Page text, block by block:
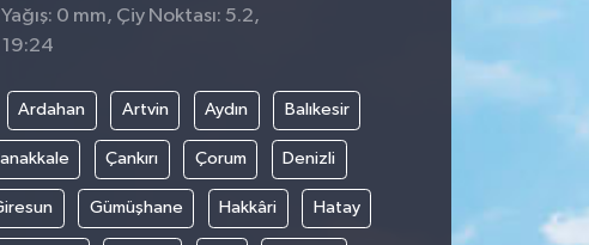
0 mm, Çiy Noktası: 5.2,
19:24
Ardahan Artvin Aydın Balıkesir
Çankırı Çorum Denizli
Gümüşhane Hakkâri Hatay